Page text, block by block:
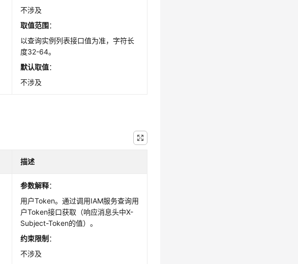
不涉及
取值范围：
以查询实例列表接口值为准，字符长
度32-64。
默认取值：
不涉及
描述
参数解释：
用户Token。通过调用IAM服务查询用
户Token接口获取（响应消息头中X-
Subject-Token的值）。
约束限制 ：
不涉及